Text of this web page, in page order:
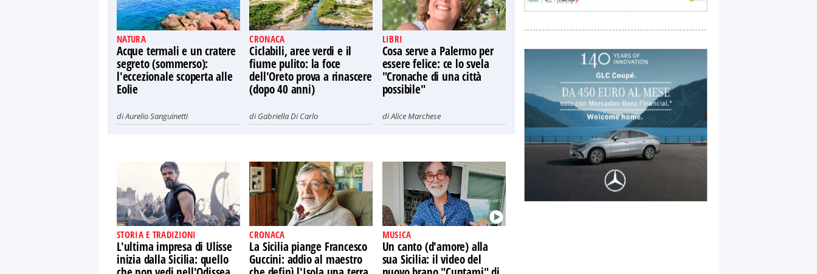
NATURA
Acque termali e un cratere
segreto (sommerso):
l'eccezionale scoperta alle
Eolie
diAurelio Sanguinetti
CRONACA
Ciclabili, aree verdi e il
fiume pulito: la foce
dell'Oreto prova a rinascere
(dopo 40 anni)
diGabriella Di Carlo
LIBRI
Cosa serve a Palermo per
essere felice: ce lo svela
"Cronache di una città
possibile"
diAlice Marchese
STORIA E TRADIZIONI
L'ultima impresa di Ulisse
inizia dalla Sicilia: quello
CRONACA
La Sicilia piange Francesco
Guccini: addio al maestro
MUSICA
Un canto (d'amore) alla
sua Sicilia: il video del